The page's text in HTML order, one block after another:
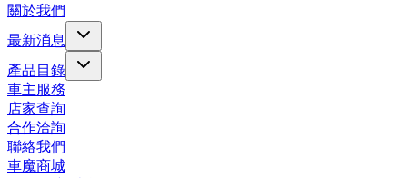
關於我們
最新消息
產品目錄
車主服務
店家查詢
合作洽詢
聯絡我們
車魔商城